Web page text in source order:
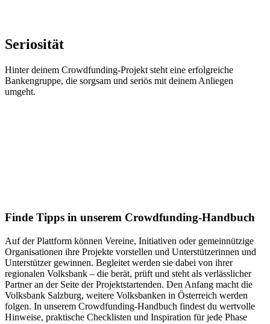
Seriosität
Hinter deinem Crowdfunding-Projekt steht eine erfolgreiche
Bankengruppe, die sorgsam und seriös mit deinem Anliegen
umgeht.
Finde Tipps in unserem Crowdfunding-Handbuch
Auf der Plattform können Vereine, Initiativen oder gemeinnützige
Organisationen ihre Projekte vorstellen und Unterstützerinnen und
Unterstützer gewinnen. Begleitet werden sie dabei von ihrer
regionalen Volksbank – die berät, prüft und steht als verlässlicher
Partner an der Seite der Projektstartenden. Den Anfang macht die
Volksbank Salzburg, weitere Volksbanken in Österreich werden
folgen. In unserem Crowdfunding-Handbuch findest du wertvolle
Hinweise, praktische Checklisten und Inspiration für jede Phase